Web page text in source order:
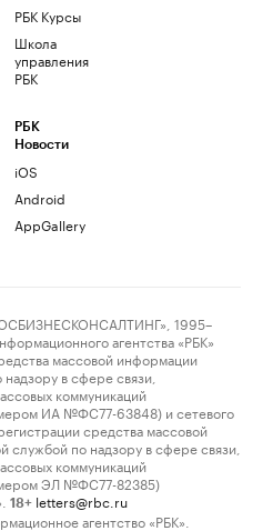
РБК Курсы
Школа
управления
РБК
РБК
Новости
iOS
Android
AppGallery
1995–
агентства «РБК»
массовой информации
в сфере связи,
коммуникаций
ИА №ФС77-63848) и сетевого
средства массовой
по надзору в сфере связи,
коммуникаций
ЭЛ №ФС77-82385)
18+ letters@rbc.ru
агентство «РБК».